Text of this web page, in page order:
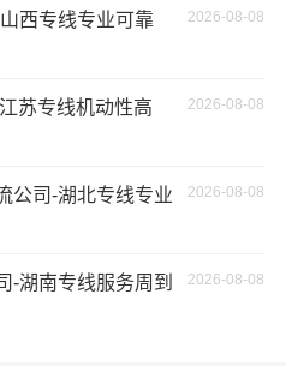
专线的服务质量，欢迎您对我
们会认真对待并及时把处理
满意就是我们前进的动力!
2026-08-08
西专线专业可靠
2026-08-08
苏专线机动性高
2026-08-08
公司-湖北专线专业
2026-08-08
-湖南专线服务周到